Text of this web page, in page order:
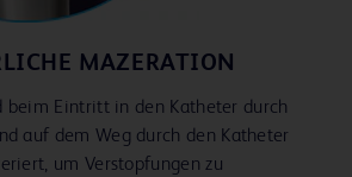
MAZERATION
beim Eintritt in den Katheter durch
auf dem Weg durch den Katheter
um Verstopfungen zu